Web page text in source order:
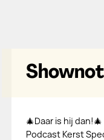
🎄Daar is hij
Podcast Kerst